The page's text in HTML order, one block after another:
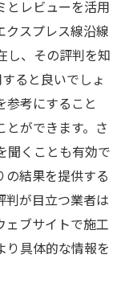
とレビューを活用
クスプレス線沿線
し、その評判を知
ると良いでしょ
参考にすること
ができます。さ
聞くことも有効で
の結果を提供する
判が目立つ業者は
ェブサイトで施工
り具体的な情報を